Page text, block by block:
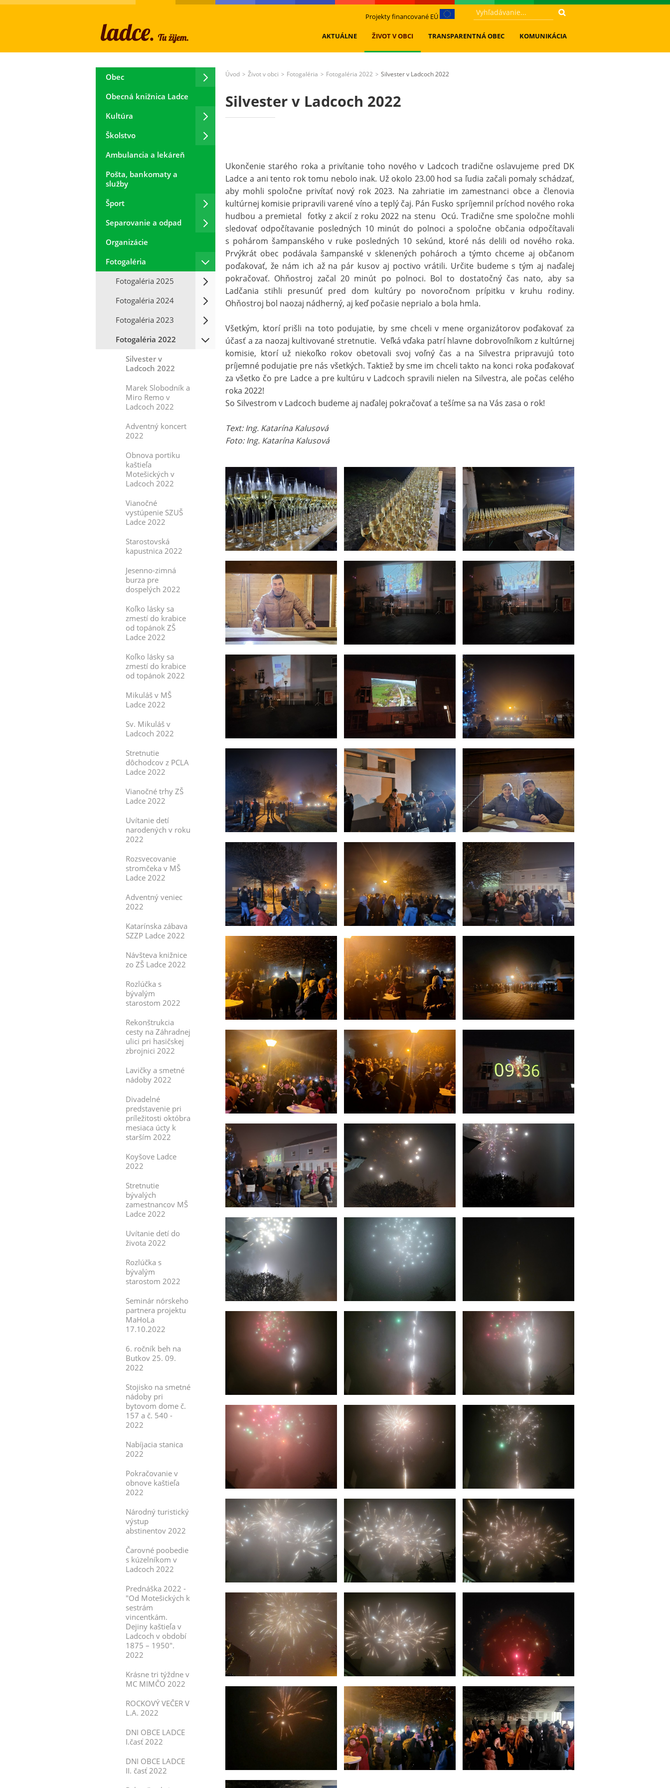
Projekty financované EÚ
AKTUÁLNE ŽIVOT V OBCI TRANSPARENTNÁ OBEC KOMUNIKÁCIA
Obec
Obecná knižnica Ladce
Kultúra
Školstvo
Ambulancia a lekáreň
Pošta, bankomaty a
služby
Šport
Separovanie a odpad
Organizácie
Fotogaléria
Fotogaléria 2025
Fotogaléria 2024
Fotogaléria 2023
Fotogaléria 2022
Silvester v
Ladcoch 2022
Marek Slobodník a
Miro Remo v
Ladcoch 2022
Adventný koncert
2022
Obnova portiku
kaštieľa
Motešických v
Ladcoch 2022
Vianočné
vystúpenie SZUŠ
Ladce 2022
Starostovská
kapustnica 2022
Jesenno-zimná
burza pre
dospelých 2022
Koľko lásky sa
zmestí do krabice
od topánok ZŠ
Ladce 2022
Koľko lásky sa
zmestí do krabice
od topánok 2022
Mikuláš v MŠ
Ladce 2022
Sv. Mikuláš v
Ladcoch 2022
Stretnutie
dôchodcov z PCLA
Ladce 2022
Vianočné trhy ZŠ
Ladce 2022
Uvítanie detí
narodených v roku
2022
Rozsvecovanie
stromčeka v MŠ
Ladce 2022
Adventný veniec
2022
Katarínska zábava
SZZP Ladce 2022
Návšteva knižnice
zo ZŠ Ladce 2022
Rozlúčka s
bývalým
starostom 2022
Rekonštrukcia
cesty na Záhradnej
ulici pri hasičskej
zbrojnici 2022
Lavičky a smetné
nádoby 2022
Divadelné
predstavenie pri
príležitosti októbra
mesiaca úcty k
starším 2022
Koyšove Ladce
2022
Stretnutie
bývalých
zamestnancov MŠ
Ladce 2022
Uvítanie detí do
života 2022
Rozlúčka s
bývalým
starostom 2022
Seminár nórskeho
partnera projektu
MaHoLa
17.10.2022
6. ročník beh na
Butkov 25. 09.
2022
Stojisko na smetné
nádoby pri
bytovom dome č.
157 a č. 540 -
2022
Nabíjacia stanica
2022
Pokračovanie v
obnove kaštieľa
2022
Národný turistický
výstup
abstinentov 2022
Čarovné poobedie
s kúzelníkom v
Ladcoch 2022
Prednáška 2022 -
"Od Motešických k
sestrám
vincentkám.
Dejiny kaštieľa v
Ladcoch v období
1875 – 1950".
2022
Krásne tri týždne v
MC MIMČO 2022
ROCKOVÝ VEČER V
L.A. 2022
DNI OBCE LADCE
I.časť 2022
DNI OBCE LADCE
II. časť 2022
Úvod > Život v obci > Fotogaléria > Fotogaléria 2022 > Silvester v Ladcoch 2022
Silvester v Ladcoch 2022
Ukončenie starého roka a privítanie toho nového v Ladcoch tradične oslavujeme pred DK
Ladce a ani tento rok tomu nebolo inak. Už okolo 23.00 hod sa ľudia začali pomaly schádzať,
aby mohli spoločne privítať nový rok 2023. Na zahriatie im zamestnanci obce a členovia
kultúrnej komisie pripravili varené víno a teplý čaj. Pán Fusko spríjemnil príchod nového roka
hudbou a premietal fotky z akcií z roku 2022 na stenu Ocú. Tradične sme spoločne mohli
sledovať odpočítavanie posledných 10 minút do polnoci a spoločne občania odpočítavali
s pohárom šampanského v ruke posledných 10 sekúnd, ktoré nás delili od nového roka.
Prvýkrát obec podávala šampanské v sklenených pohároch a týmto chceme aj občanom
poďakovať, že nám ich až na pár kusov aj poctivo vrátili. Určite budeme s tým aj naďalej
pokračovať. Ohňostroj začal 20 minút po polnoci. Bol to dostatočný čas nato, aby sa
Ladčania stihli presunúť pred dom kultúry po novoročnom prípitku v kruhu rodiny.
Ohňostroj bol naozaj nádherný, aj keď počasie neprialo a bola hmla.
Všetkým, ktorí prišli na toto podujatie, by sme chceli v mene organizátorov poďakovať za
účasť a za naozaj kultivované stretnutie. Veľká vďaka patrí hlavne dobrovoľníkom z kultúrnej
komisie, ktorí už niekoľko rokov obetovali svoj voľný čas a na Silvestra pripravujú toto
príjemné podujatie pre nás všetkých. Taktiež by sme im chceli takto na konci roka poďakovať
za všetko čo pre Ladce a pre kultúru v Ladcoch spravili nielen na Silvestra, ale počas celého
roka 2022!
So Silvestrom v Ladcoch budeme aj naďalej pokračovať a tešíme sa na Vás zasa o rok!
Text: Ing. Katarína Kalusová
Foto: Ing. Katarína Kalusová